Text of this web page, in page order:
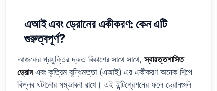
এআই এবং ড্রোনের একীকরণ: কেন এটি
গুরুত্বপূর্ণ?
আজকের প্রযুক্তির দ্রুত বিকাশের সাথে সাথে,স্বায়ত্তশাসিত
ড্রোনএবং কৃত্রিম বুদ্ধিমত্তা (এআই) এর একীকরণ অনেক শিল্পে
বিপ্লব ঘটানোর সম্ভাবনা রাখে। এই ইন্টিগ্রেশনের ফলে ড্রোনগুলি